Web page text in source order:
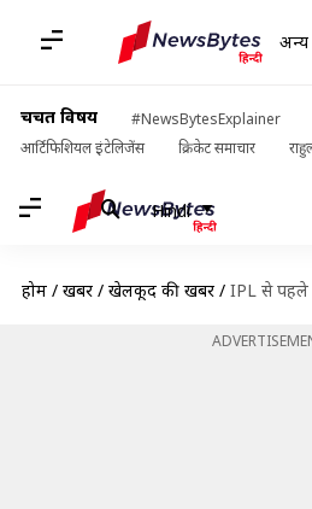
अन्य
चर्चित विषय #NewsBytesExplainer
आर्टिफिशियल इंटेलिजेंस
क्रिकेट समाचार
Hindi
होम / खबरें / खेलकूद की खबरें / IPL से पहले मुंबई